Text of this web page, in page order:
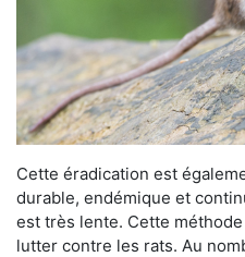
Cette éradication est
durable, endémique et
est très lente. Cette
lutter contre les rats. Au